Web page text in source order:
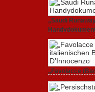
„Saudi
„Favolacce
Berlinale-
25. Februar 2020,